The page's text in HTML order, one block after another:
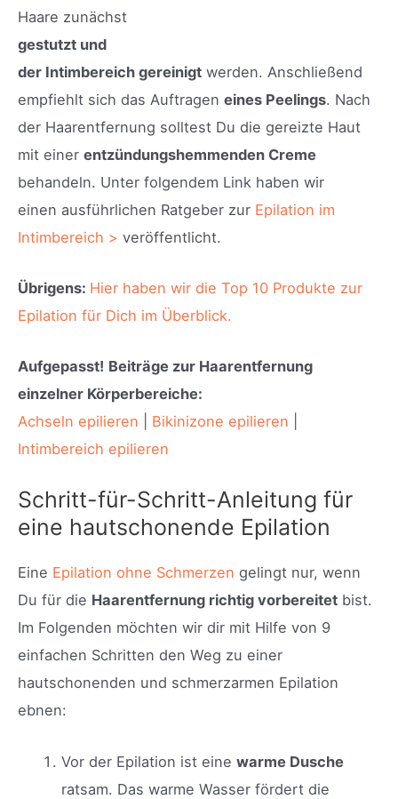
Haare zunächst
gestutzt und
der Intimbereich gereinigt werden. Anschließend
empfiehlt sich das Auftragen eines Peelings. Nach
der Haarentfernung solltest Du die gereizte Haut
mit einer entzündungshemmenden Creme
behandeln. Unter folgendem Link haben wir
einen ausführlichen Ratgeber zur Epilation im
Intimbereich > veröffentlicht.
Übrigens: Hier haben wir die Top 10 Produkte zur
Epilation für Dich im Überblick.
Aufgepasst! Beiträge zur Haarentfernung
einzelner Körperbereiche:
Achseln epilieren
Bikinizone epilieren
Intimbereich epilieren
Schritt-für-Schritt-Anleitung für
eine hautschonende Epilation
Eine Epilation ohne Schmerzen gelingt nur, wenn
Du für die Haarentfernung richtig vorbereitet bist.
Im Folgenden möchten wir dir mit Hilfe von 9
einfachen Schritten den Weg zu einer
hautschonenden und schmerzarmen Epilation
ebnen:
Vor der Epilation ist einewarme Dusche
ratsam. Das warme Wasser fördert die